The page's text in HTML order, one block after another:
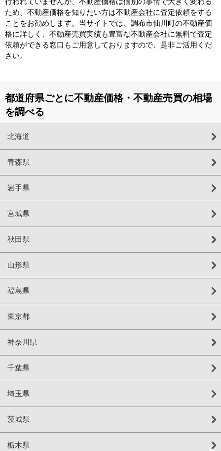
ため、不動産価格を知りたい方は不動産会社に査定依頼をする
ことをお勧めします。当サイトでは、調布市仙川町の不動産価
格に詳しく、不動産売買実績も豊富な不動産会社に無料で査定
依頼ができる窓口もご用意しておりますので、是非ご活用くだ
さい。
都道府県ごとに不動産価格・不動産売買の相場
を調べる
北海道
青森県
岩手県
宮城県
秋田県
山形県
福島県
東京都
神奈川県
千葉県
埼玉県
茨城県
栃木県